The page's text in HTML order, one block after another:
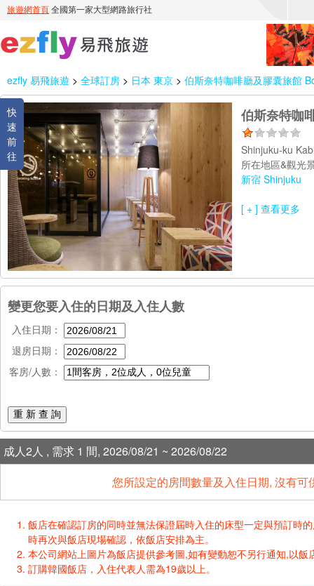
ezfly 易飛旅遊 > 全球訂房 > 日本 東京 > 伯斯奈特咖啡廳及膠囊旅館
快
速
前
往
伯斯奈特咖
Shinjuku-ku
所在地區&觀光
新宿 Shinjuku
[ + ] 查看更多
變更您要入住的日期及入住人數
入住日期：
退房日期：
客房/人數：
重 新 查 詢
成人2人 , 需求 1 間, 2026/08/21 ~ 2026/08/22
您所設定的房間數量及入住日期, 沒有
飯店在確認訂房的同時並無法保證屆時入住的床型一定與預訂時
時再次與飯店現場確認，依飯店安排為主。
本公司網站上圖片為飯店提供參考圖,如有變動恕不另行通知,以飯
訂購韓國飯店，入住代表人需為19歲以上。